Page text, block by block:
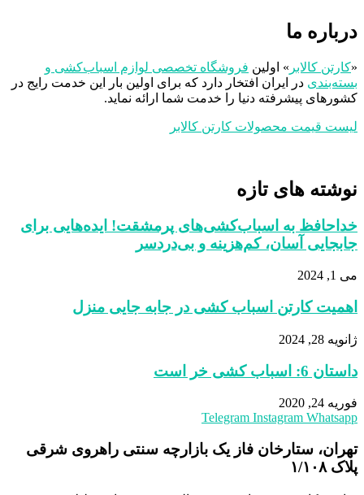
درباره ما
«کارتن کالابر » اولین فروشگاه تخصصی لوازم اسباب‌کشی و
بسته‌بندی در ایران افتخار دارد که برای اولین بار این خدمت رایج در
کشورهای پیشرفته دنیا را خدمت شما ارائه نماید.
لیست قیمت محصولات کارتن کالابر
نوشته های تازه
خداحافظ به اسباب‌کشی‌های پرمشقت! ایده‌هایی برای
جابجایی آسان، کم‌هزینه و بی‌دردسر
می 1, 2024
اهمیت کارتن‌ اسباب‌ کشی در جابه‌ جایی منزل
ژانویه 28, 2024
داستان 6: اسباب کشی خر است
فوریه 24, 2020
Telegram Instagram Whatsapp
تهران، ستارخان فاز یک بازارچه سنتی راهروی شرقی
پلاک ١/١٠٨